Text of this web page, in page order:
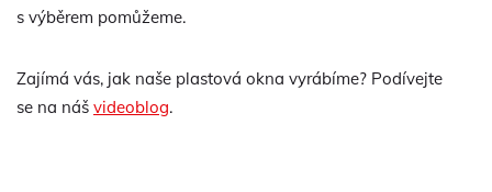
s výběrem pomůžeme.
Zajímá vás, jak naše plastová okna vyrábíme? Podívejte
se na náš videoblog.